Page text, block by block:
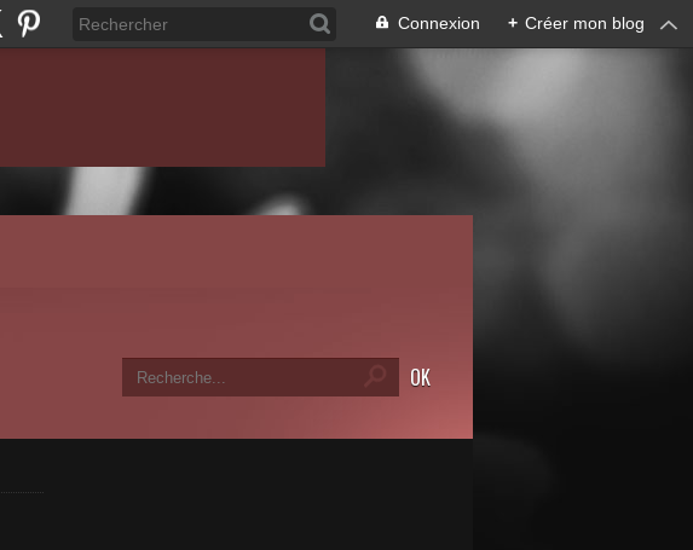
Connexion + Créer mon blog